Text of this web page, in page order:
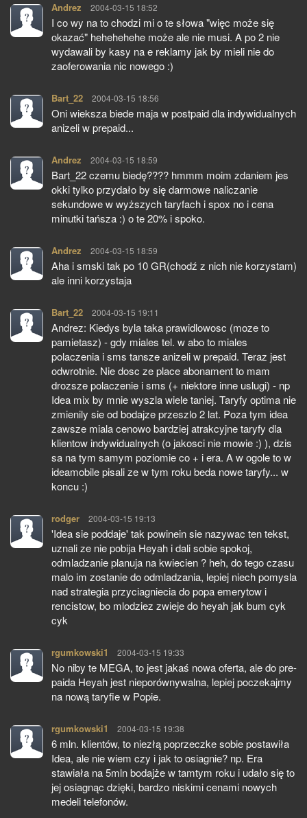
Andrez pisze:
2004-03-15 18:52
I co wy na to chodzi mi o te słowa "więc może się
okazać" hehehehehe może ale nie musi. A po 2 nie
wydawali by kasy na e reklamy jak by mieli nie do
zaoferowania nic nowego :)
Bart_22 pisze:
2004-03-15 18:56
Oni wieksza biede maja w postpaid dla indywidualnych
anizeli w prepaid...
Andrez pisze:
2004-03-15 18:59
Bart_22 czemu biedę???? hmmm moim zdaniem jes
okki tylko przydało by się darmowe naliczanie
sekundowe w wyższych taryfach i spox no i cena
minutki tańsza :) o te 20% i spoko.
Andrez pisze:
2004-03-15 18:59
Aha i smski tak po 10 GR(chodź z nich nie korzystam)
ale inni korzystaja
Bart_22 pisze:
2004-03-15 19:11
Andrez: Kiedys byla taka prawidlowosc (moze to
pamietasz) - gdy miales tel. w abo to miales
polaczenia i sms tansze anizeli w prepaid. Teraz jest
odwrotnie. Nie dosc ze place abonament to mam
drozsze polaczenie i sms (+ niektore inne uslugi) - np
Idea mix by mnie wyszla wiele taniej. Taryfy optima nie
zmienily sie od bodajze przeszlo 2 lat. Poza tym idea
zawsze miala cenowo bardziej atrakcyjne taryfy dla
klientow indywidualnych (o jakosci nie mowie :) ), dzis
sa na tym samym poziomie co + i era. A w ogole to w
ideamobile pisali ze w tym roku beda nowe taryfy... w
koncu :)
rodger pisze:
2004-03-15 19:13
'Idea sie poddaje' tak powinein sie nazywac ten tekst,
uznali ze nie pobija Heyah i dali sobie spokoj,
odmladzanie planuja na kwiecien ? heh, do tego czasu
malo im zostanie do odmladzania, lepiej niech pomysla
nad strategia przyciagniecia do popa emerytow i
rencistow, bo mlodziez zwieje do heyah jak bum cyk
cyk
rgumkowski1 pisze:
2004-03-15 19:33
No niby te MEGA, to jest jakaś nowa oferta, ale do pre-
paida Heyah jest nieporównywalna, lepiej poczekajmy
na nową taryfie w Popie.
rgumkowski1 pisze:
2004-03-15 19:38
6 mln. klientów, to niezłą poprzeczke sobie postawiła
Idea, ale nie wiem czy i jak to osiagnie? np. Era
stawiała na 5mln bodajże w tamtym roku i udało się to
jej osiagnąc dzięki, bardzo niskimi cenami nowych
medeli telefonów.